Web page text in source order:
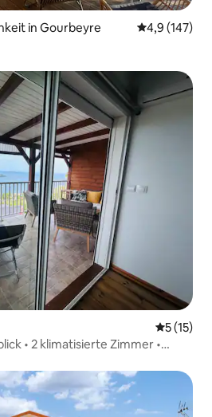
in Gourbeyre
4,9 (147)
5 (15)
• 2 klimatisierte Zimmer •